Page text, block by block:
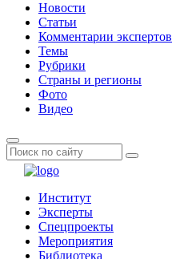
Новости
Статьи
Комментарии экспертов
Темы
Рубрики
Страны и регионы
Фото
Видео
Институт
Эксперты
Спецпроекты
Мероприятия
Библиотека